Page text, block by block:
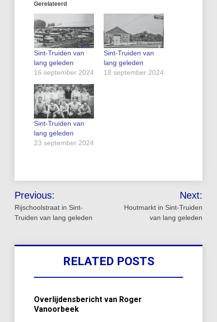
Gerelateerd
Sint-Truiden van
lang geleden
16 september 2024
Sint-Truiden van
lang geleden
18 september 2024
Sint-Truiden van
lang geleden
23 september 2024
Bericht
navigatie
Previous:
Rijschoolstraat in Sint-
Truiden van lang geleden
Next:
Houtmarkt in Sint-Truiden
van lang geleden
RELATED POSTS
Overlijdensbericht van Roger
Vanoorbeek